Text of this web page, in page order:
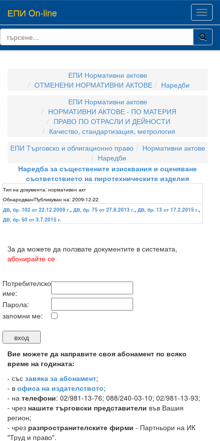
ЕПИ On-line
ЕПИ Нормативни актове
ОТМЕНЕНИ НОРМАТИВНИ АКТОВЕ
Наредби
ЕПИ Нормативни актове
НОРМАТИВНИ АКТОВЕ - ПО МАТЕРИЯ
ПРАВО ПО ОТРАСЛИ И ДЕЙНОСТИ
Качество, стандартизация, метрология
ЕПИ Търговско и облигационно право
Нормативни актове
Наредби
Наредба за съществените изисквания и оценяване
съответствието на пиротехническите изделия
Тип на документа: нормативен акт
Обнародван/Публикуван на: 2009-12-22
ДВ, бр. 102 от 22.12.2009 г., ДВ, бр. 75 от 27.8.2013 г., ДВ, бр. 13 от 17.2.2015 г.,
ДВ, бр. 50 от 3.7.2015 г.
За да можете да ползвате документите в системата,
абонирайте се
Потребителско
име:
Парола:
запомни ме:
Вие можете да направите своя абонамент по всяко
време на годината:
- със завяка за абонамент;
- в офиса на издателството;
- на телефони: 02/981-13-76; 088/240-03-10; 02/981-13-93;
- чрез нашите търговски представители във Вашия
регион;
- чрез разпространителските фирми - Партньори на ИК
"Труд и право".